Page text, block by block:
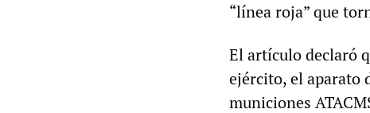
“línea roja” que
El artículo declaró
ejército, el aparato
municiones